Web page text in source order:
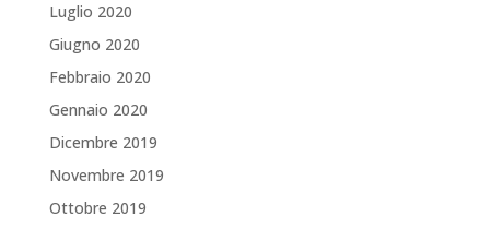
Luglio 2020
Giugno 2020
Febbraio 2020
Gennaio 2020
Dicembre 2019
Novembre 2019
Ottobre 2019